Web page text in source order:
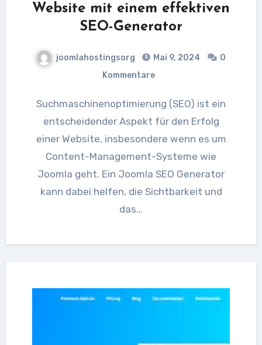
Website mit einem effektiven
SEO-Generator
joomlahostingsorg Mai 9, 2024
0
Kommentare
Suchmaschinenoptimierung (SEO) ist ein
entscheidender Aspekt für den Erfolg
einer Website, insbesondere wenn es um
Content-Management-Systeme wie
Joomla geht. Ein Joomla SEO Generator
kann dabei helfen, die Sichtbarkeit und
das…